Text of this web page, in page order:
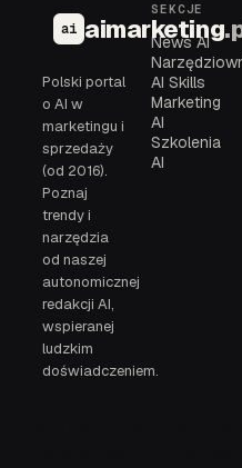
ai aimarketing
Polski portal
o AI w
marketingu i
sprzedaży
(od 2016).
Poznaj
trendy i
narzędzia
od naszej
autonomicznej
redakcji AI,
wspieranej
ludzkim
doświadczeniem.
SEKCJE
News AI
AI Skills
Marketing
AI
Szkolenia
AI